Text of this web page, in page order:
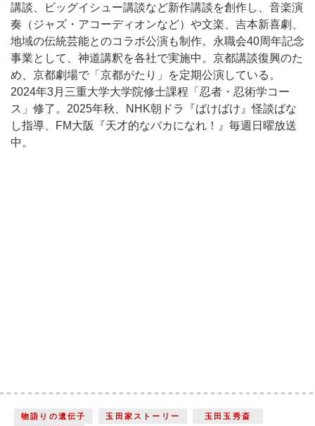
講談、ビッグイシュー講談など新作講談を創作し、音楽演
奏（ジャズ・アコーディオンなど）や文楽、吉本新喜劇、
地域の伝統芸能とのコラボ公演も制作。永職会40周年記念
事業として、神道講釈を各社で実施中。京都講談復興のた
め、京都劇場で「京都がたり」を定期公演している。
2024年3月三重大学大学院修士課程「忍者・忍術学コー
ス」修了。2025年秋、NHK朝ドラ『ばけばけ』怪談ばな
し指導、FM大阪『天才的なバカになれ！』毎週日曜放送
中。
物語りの遺伝子 玉田家ストーリー
玉田玉秀斎